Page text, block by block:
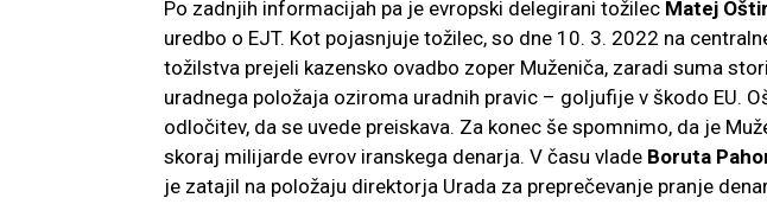
Po zadnjih informacijah pa je evropski delegirani tožilec Matej Oštir
uredbo o EJT. Kot pojasnjuje tožilec, so dne 10. 3. 2022 na
tožilstva prejeli kazensko ovadbo zoper Muženiča, zaradi suma
uradnega položaja oziroma uradnih pravic – goljufije v škodo EU.
odločitev, da se uvede preiskava. Za konec še spomnimo, da je
skoraj milijarde evrov iranskega denarja. V času vlade Boruta
je zatajil na položaju direktorja Urada za preprečevanje pranje